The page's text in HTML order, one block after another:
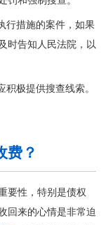
行措施的案件，如果
时告知人民法院，以
极提供搜查线索。
费？
要性，特别是债权
回来的心情是非常迫